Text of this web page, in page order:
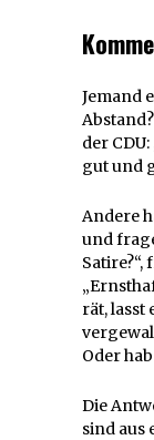
Jemand
der
gut und
Andere
und
rät, lasst
Oder
Die
sind aus